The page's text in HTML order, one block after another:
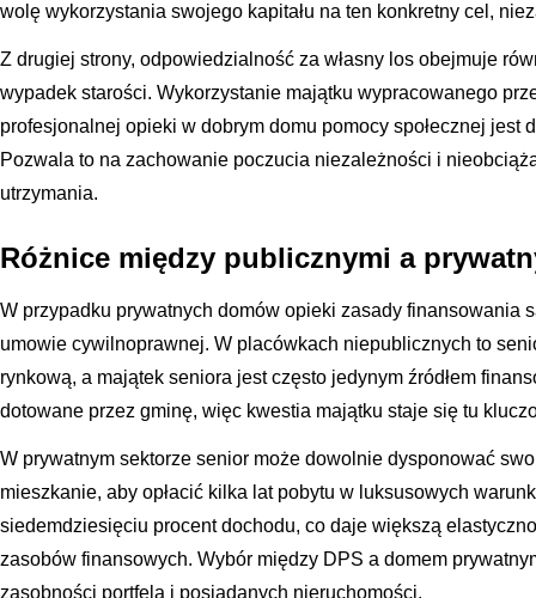
wolę wykorzystania swojego kapitału na ten konkretny cel,
Z drugiej strony, odpowiedzialność za własny los obejmuje
wypadek starości. Wykorzystanie majątku wypracowanego
profesjonalnej opieki w dobrym domu pomocy społecznej jest
Pozwala to na zachowanie poczucia niezależności i
utrzymania.
Różnice między publicznymi a
W przypadku prywatnych domów opieki zasady finansowania
umowie cywilnoprawnej. W placówkach niepublicznych to
rynkową, a majątek seniora jest często jedynym źródłem
dotowane przez gminę, więc kwestia majątku staje się tu
W prywatnym sektorze senior może dowolnie dysponować
mieszkanie, aby opłacić kilka lat pobytu w luksusowych
siedemdziesięciu procent dochodu, co daje większą
zasobów finansowych. Wybór między DPS a domem
zasobności portfela i posiadanych nieruchomości.